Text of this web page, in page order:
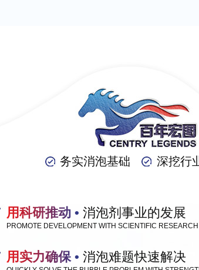
务实消泡基础 深挖行
用科研推动 • 消泡剂事业的发展
PROMOTE DEVELOPMENT WITH SCIENTIFIC RESEARCH
用实力确保 • 消泡难题快速解决